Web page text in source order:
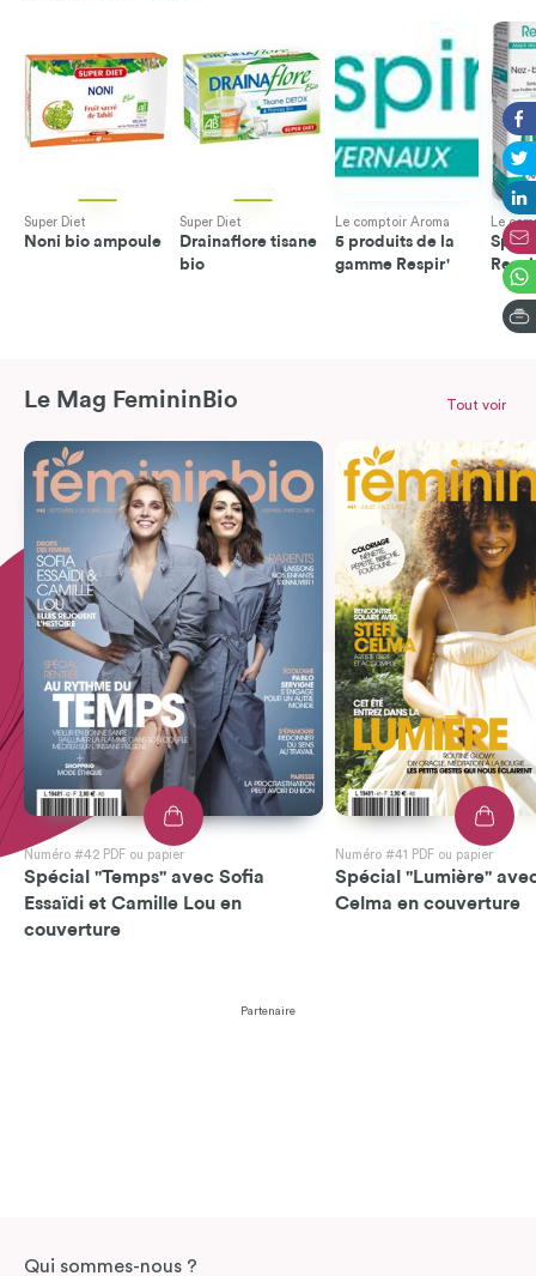
Super Diet
Noni bio ampoule
Super Diet
Drainaflore tisane
bio
Le comptoir Aroma
5 produits de la
gamme Respir'
Le
Le Mag FemininBio
Numéro #42 PDF ou papier
Spécial "Temps" avec Sofia
Essaïdi et Camille Lou en
couverture
Numéro #41 PDF ou papier
Spécial "Lumière"
Celma en couverture
Tout voir
Partenaire
Qui sommes-nous ?